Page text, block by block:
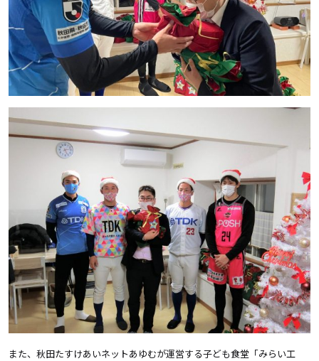
また、秋田たすけあいネットあゆむが運営する子ども食堂「みらい工